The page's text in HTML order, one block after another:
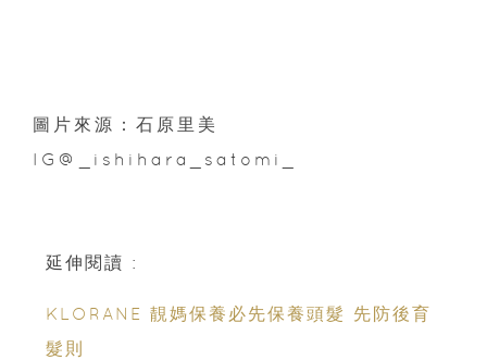
圖片來源：石原里美
IG@_ishihara_satomi_
延伸閱讀 :
KLORANE 靚媽保養必先保養頭髮 先防後育
髮則